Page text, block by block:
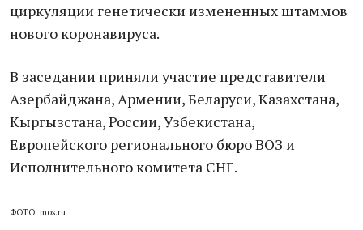
циркуляции генетически измененных штаммов
нового коронавируса.
В заседании приняли участие представители
Азербайджана, Армении, Беларуси, Казахстана,
Кыргызстана, России, Узбекистана,
Европейского регионального бюро ВОЗ и
Исполнительного комитета СНГ.
ФОТО: mos.ru